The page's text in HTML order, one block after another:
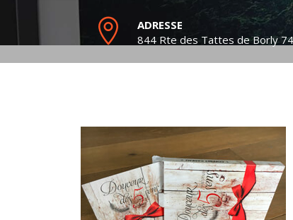
ADRESSE
844 Rte des Tattes de Borly